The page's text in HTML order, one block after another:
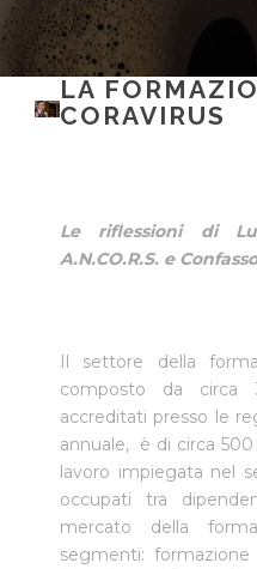
LA
CORAVIRUS
Le riflessioni di
A.N.CO.R.S. e
Il settore della
composto da
accreditati presso le
annuale, è di circa
lavoro impiegata nel
occupati tra
mercato della
segmenti: